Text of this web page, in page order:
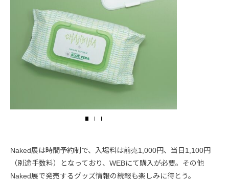
Naked展は時間予約制で、入場料は前売1,000円、当日1,100円
（別途手数料）となっており、WEBにて購入が必要。その他
Naked展で発売するグッズ情報の続報も楽しみに待とう。